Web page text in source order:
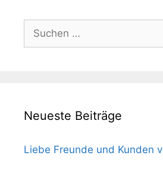
nach:
Neueste Beiträge
Liebe Freunde und Kunden